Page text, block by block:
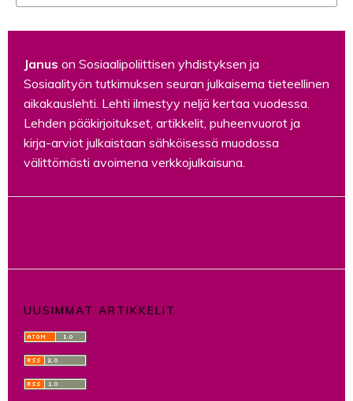
Janus on Sosiaalipoliittisen yhdistyksen ja
Sosiaalityön tutkimuksen seuran julkaisema tieteellinen
aikakauslehti. Lehti ilmestyy neljä kertaa vuodessa.
Lehden pääkirjoitukset, artikkelit, puheenvuorot ja
kirja-arviot julkaistaan sähköisessä muodossa
välittömästi avoimena verkkojulkaisuna.
UUSIMMAT ARTIKKELIT